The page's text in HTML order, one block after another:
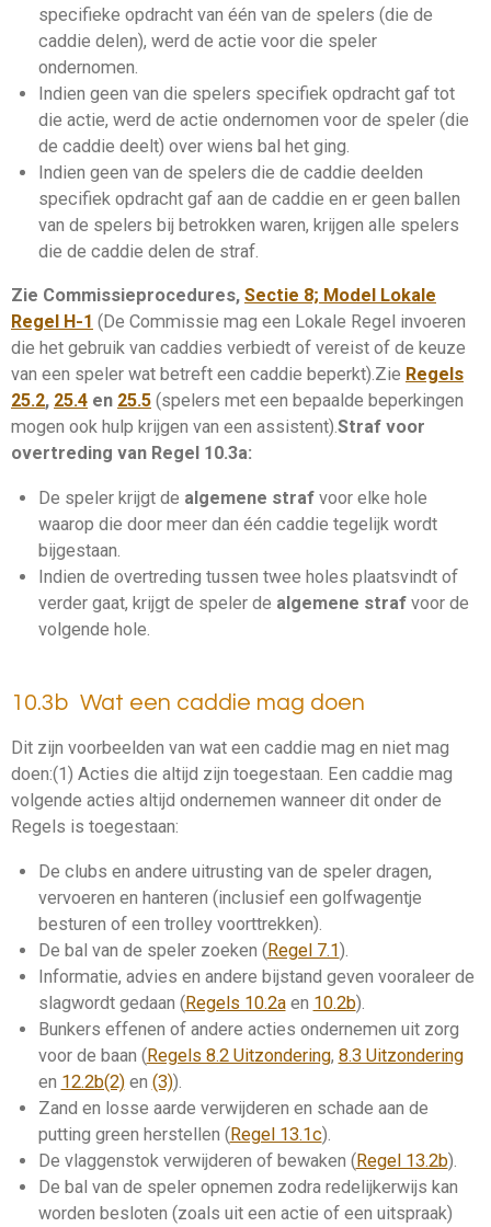
specifieke opdracht van één van de spelers (die de
caddie delen), werd de actie voor die speler
ondernomen.
Indien geen van die spelers specifiek opdracht gaf tot
die actie, werd de actie ondernomen voor de speler (die
de caddie deelt) over wiens bal het ging.
Indien geen van de spelers die de caddie deelden
specifiek opdracht gaf aan de caddie en er geen ballen
van de spelers bij betrokken waren, krijgen alle spelers
die de caddie delen de straf.
Zie Commissieprocedures, Sectie 8; Model Lokale
Regel H-1 (De Commissie mag een Lokale Regel invoeren
die het gebruik van caddies verbiedt of vereist of de keuze
van een speler wat betreft een caddie beperkt).Zie Regels
25.2, 25.4 en 25.5 (spelers met een bepaalde beperkingen
mogen ook hulp krijgen van een assistent).Straf voor
overtreding van Regel 10.3a:
De speler krijgt de algemene strafvoor elke hole
waarop die door meer dan één caddie tegelijk wordt
bijgestaan.
Indien de overtreding tussen twee holes plaatsvindt of
verder gaat, krijgt de speler de algemene strafvoor de
volgende hole.
10.3b Wat een caddie mag doen
Dit zijn voorbeelden van wat een caddie mag en niet mag
doen:(1) Acties die altijd zijn toegestaan. Een caddie mag
volgende acties altijd ondernemen wanneer dit onder de
Regels is toegestaan:
De clubs en andere uitrusting van de speler dragen,
vervoeren en hanteren (inclusief een golfwagentje
besturen of een trolley voorttrekken).
De bal van de speler zoeken (Regel 7.1).
Informatie, advies en andere bijstand geven vooraleer de
slagwordt gedaan (Regels 10.2aen 10.2b).
Bunkers effenen of andere acties ondernemen uit zorg
voor de baan (Regels 8.2 Uitzondering, 8.3 Uitzondering
en 12.2b(2)en (3)).
Zand en losse aarde verwijderen en schade aan de
putting green herstellen (Regel 13.1c).
De vlaggenstokverwijderen of bewaken (Regel 13.2b).
De bal van de speler opnemen zodra redelijkerwijs kan
worden besloten (zoals uit een actie of een uitspraak)